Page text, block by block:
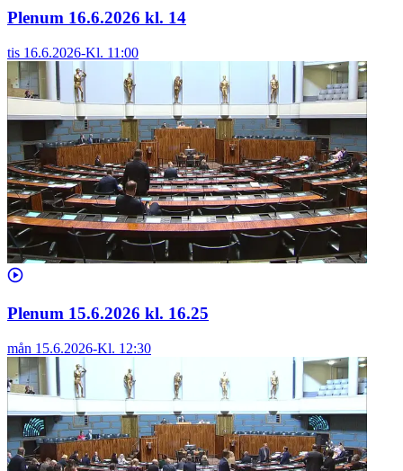
Plenum 16.6.2026 kl. 14
tis 16.6.2026-Kl. 11:00
Plenum 15.6.2026 kl. 16.25
mån 15.6.2026-Kl. 12:30